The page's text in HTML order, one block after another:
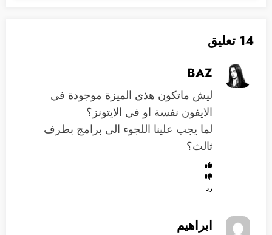
14 تعليق
BAZ
ليش ماتكون هذي الميزة موجودة في
الايفون نفسة او في الايتونز؟
لما يجب علينا اللجوء الى برامج بطرف
ثالث؟
رد
ابراهيم